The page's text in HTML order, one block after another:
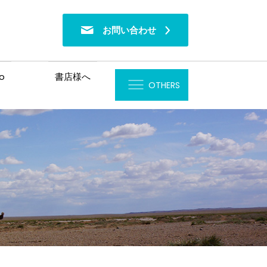
お問い合わせ
書店様へ
OTHERS